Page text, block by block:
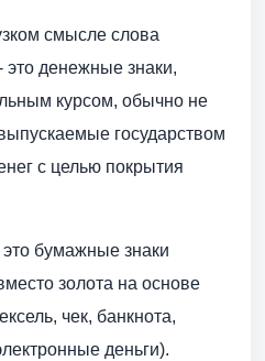
смысле слова
это денежные знаки,
курсом, обычно не
государством
с целью покрытия
бумажные знаки
золота на основе
чек, банкнота,
деньги).